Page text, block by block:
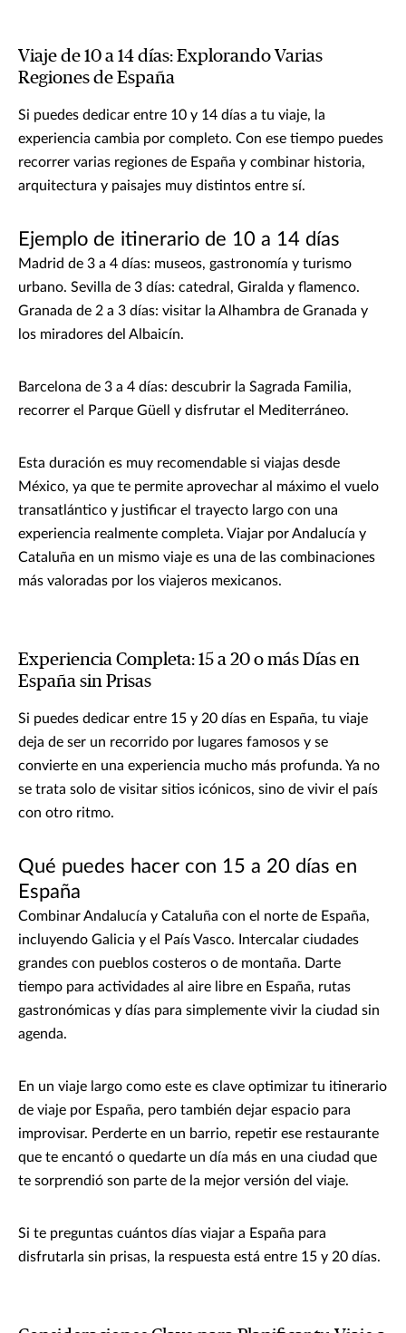
Viaje de 10 a 14 días: Explorando Varias
Regiones de España
Si puedes dedicar entre 10 y 14 días a tu viaje, la
experiencia cambia por completo. Con ese tiempo puedes
recorrer varias regiones de España y combinar historia,
arquitectura y paisajes muy distintos entre sí.
Ejemplo de itinerario de 10 a 14 días
Madrid de 3 a 4 días: museos, gastronomía y turismo
urbano. Sevilla de 3 días: catedral, Giralda y flamenco.
Granada de 2 a 3 días: visitar la Alhambra de Granada y
los miradores del Albaicín.
Barcelona de 3 a 4 días: descubrir la Sagrada Familia,
recorrer el Parque Güell y disfrutar el Mediterráneo.
Esta duración es muy recomendable si viajas desde
México, ya que te permite aprovechar al máximo el vuelo
transatlántico y justificar el trayecto largo con una
experiencia realmente completa. Viajar por Andalucía y
Cataluña en un mismo viaje es una de las combinaciones
más valoradas por los viajeros mexicanos.
Experiencia Completa: 15 a 20 o más Días en
España sin Prisas
Si puedes dedicar entre 15 y 20 días en España, tu viaje
deja de ser un recorrido por lugares famosos y se
convierte en una experiencia mucho más profunda. Ya no
se trata solo de visitar sitios icónicos, sino de vivir el país
con otro ritmo.
Qué puedes hacer con 15 a 20 días en
España
Combinar Andalucía y Cataluña con el norte de España,
incluyendo Galicia y el País Vasco. Intercalar ciudades
grandes con pueblos costeros o de montaña. Darte
tiempo para actividades al aire libre en España, rutas
gastronómicas y días para simplemente vivir la ciudad sin
agenda.
En un viaje largo como este es clave optimizar tu itinerario
de viaje por España, pero también dejar espacio para
improvisar. Perderte en un barrio, repetir ese restaurante
que te encantó o quedarte un día más en una ciudad que
te sorprendió son parte de la mejor versión del viaje.
Si te preguntas cuántos días viajar a España para
disfrutarla sin prisas, la respuesta está entre 15 y 20 días.